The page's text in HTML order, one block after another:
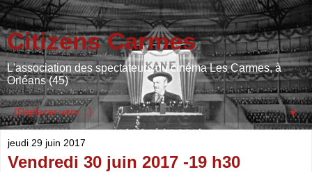
Citizens Carmes
L'association des spectateurs du cinéma Les Carmes, à
Orléans (45)
▼
jeudi 29 juin 2017
Vendredi 30 juin 2017 -19 h30